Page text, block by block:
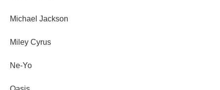
Michael Jackson
Miley Cyrus
Ne-Yo